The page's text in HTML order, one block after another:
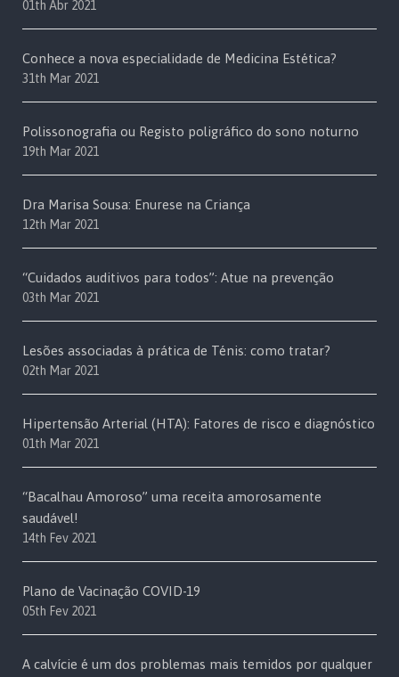
01th Abr 2021
Conhece a nova especialidade de Medicina Estética?
31th Mar 2021
Polissonografia ou Registo poligráfico do sono noturno
19th Mar 2021
Dra Marisa Sousa: Enurese na Criança
12th Mar 2021
“Cuidados auditivos para todos”: Atue na prevenção
03th Mar 2021
Lesões associadas à prática de Ténis: como tratar?
02th Mar 2021
Hipertensão Arterial (HTA): Fatores de risco e diagnóstico
01th Mar 2021
“Bacalhau Amoroso” uma receita amorosamente
saudável!
14th Fev 2021
Plano de Vacinação COVID-19
05th Fev 2021
A calvície é um dos problemas mais temidos por qualquer